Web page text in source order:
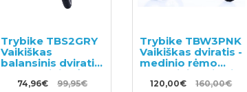
Trybike TBS2GRY
Vaikiškas
balansinis dviratis
su metaliniu rėmu
74,96€ 99,95€
Trybike TBW3PNK
Vaikiškas dviratis -
medinio rėmo
balansinis dviratis
120,00€ 160,00€